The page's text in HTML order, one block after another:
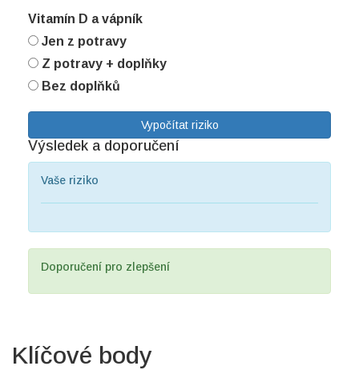
Vitamín D a vápník
Jen z potravy
Z potravy + doplňky
Bez doplňků
Vypočítat riziko
Výsledek a doporučení
Vaše riziko
Doporučení pro zlepšení
Klíčové body